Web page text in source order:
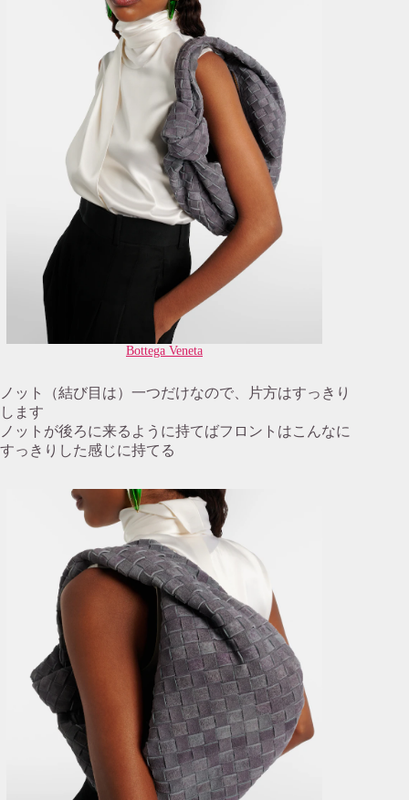
Bottega Veneta
ノット（結び目は）一つだけなので、片方はすっきり
します
ノットが後ろに来るように持てばフロントはこんなに
すっきりした感じに持てる